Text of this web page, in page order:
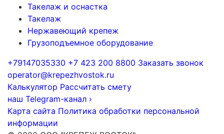
Такелаж и оснастка
Такелаж
Нержавеющий крепеж
Грузоподъемное оборудование
+79147035330 +7 423 200 8800 Заказать звонок
operator@krepezhvostok.ru
Калькулятор Рассчитать смету
наш Telegram-канал ›
Карта сайта Политика обработки персональной
информации